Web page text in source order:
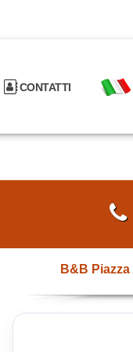
CONTATTI
B&B